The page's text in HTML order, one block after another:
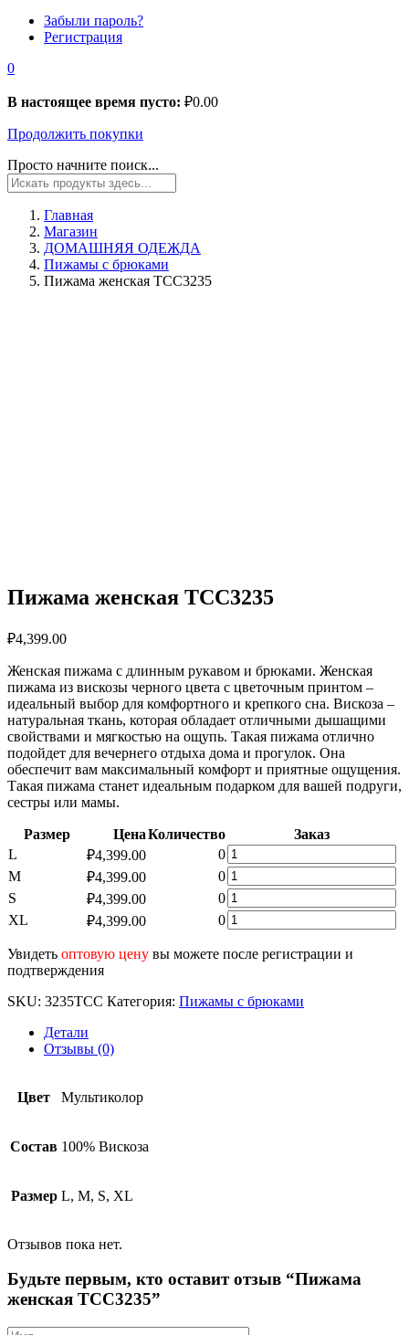
Забыли пароль?
Регистрация
0
В настоящее время пусто: ₽0.00
Продолжить покупки
Просто начните поиск...
Главная
Магазин
ДОМАШНЯЯ ОДЕЖДА
Пижамы с брюками
Пижама женская TCC3235
Пижама женская TCC3235
₽4,399.00
Женская пижама c длинным рукавом и брюками. Женская
пижама из вискозы черного цвета с цветочным принтом –
идеальный выбор для комфортного и крепкого сна. Вискоза –
натуральная ткань, которая обладает отличными дышащими
свойствами и мягкостью на ощупь. Такая пижама отлично
подойдет для вечернего отдыха дома и прогулок. Она
обеспечит вам максимальный комфорт и приятные ощущения.
Такая пижама станет идеальным подарком для вашей подруги,
сестры или мамы.
Размер ЦенаКоличество
Заказ
L
₽4,399.00 0 Количество
товара
Пижама
женская
TCC3235
M ₽4,399.00 0 Количество
товара
Пижама
женская
S ₽4,399.00 0 Количество
товара
Пижама
TCC3235
XL ₽4,399.00 0 Количество
товара
Пижама
женская
Увидеть оптовую цену вы можете после регистрации и
подтверждения
SKU: 3235TCC Категория: Пижамы с брюками
Детали
Отзывы (0)
Цвет Мультиколор
Состав 100% Вискоза
Размер L, M, S, XL
Отзывов пока нет.
Будьте первым, кто оставит отзыв “Пижама
женская TCC3235”